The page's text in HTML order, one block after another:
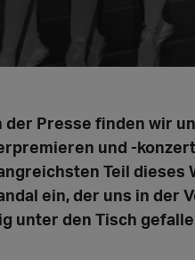
der Presse finden wir
und -
Teil dieses
ein, der uns in der
unter den Tisch